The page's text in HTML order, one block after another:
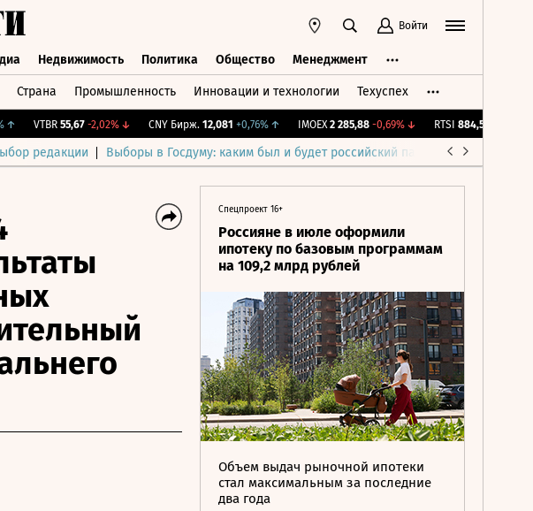
Войти
Недвижимость Политика Общество Менеджмент
Страна Промышленность Инновации и технологии Техуспех
VTBR 55,67 -2,02%↓ CNY Бирж. 12,081 +0,76%↑ IMOEX 2 285,88 -0,69%↓ RTSI 884,56 -1,27%
редакции Выборы в Госдуму: каким был и будет российский парламент
Спецпроект 16+
Россияне в июле оформили
ипотеку по базовым программам
на 109,2 млрд рублей
Объем выдач рыночной ипотеки
стал максимальным за последние
два года